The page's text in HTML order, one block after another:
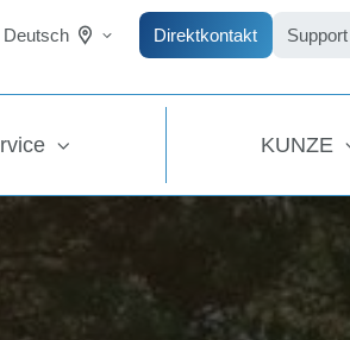
Deutsch Direktkontakt
KUNZE